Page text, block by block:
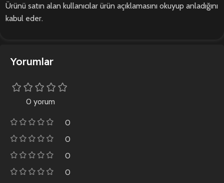
Ürünü satın alan kullanıcılar ürün açıklamasını okuyup anladığını
kabul eder.
Yorumlar
0 yorum
0
0
0
0